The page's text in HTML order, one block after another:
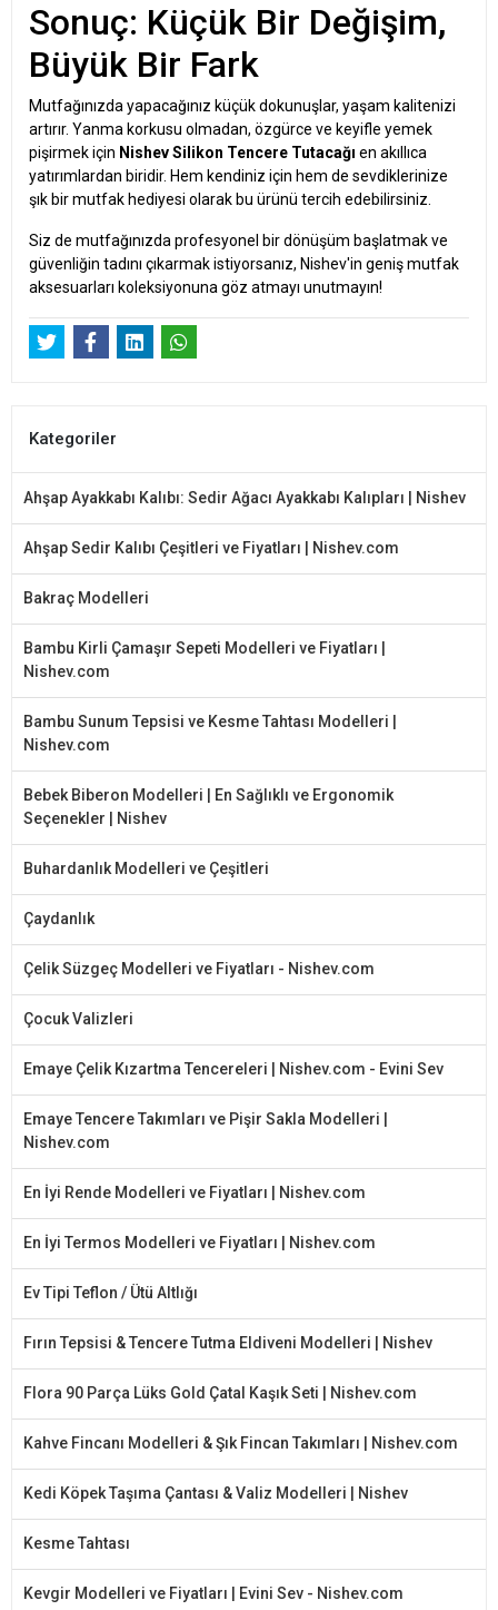
Sonuç: Küçük Bir Değişim,
Büyük Bir Fark
Mutfağınızda yapacağınız küçük dokunuşlar, yaşam kalitenizi
artırır. Yanma korkusu olmadan, özgürce ve keyifle yemek
pişirmek için Nishev Silikon Tencere Tutacağı en akıllıca
yatırımlardan biridir. Hem kendiniz için hem de sevdiklerinize
şık bir mutfak hediyesi olarak bu ürünü tercih edebilirsiniz.
Siz de mutfağınızda profesyonel bir dönüşüm başlatmak ve
güvenliğin tadını çıkarmak istiyorsanız, Nishev'in geniş mutfak
aksesuarları koleksiyonuna göz atmayı unutmayın!
Kategoriler
Ahşap Ayakkabı Kalıbı: Sedir Ağacı Ayakkabı Kalıpları | Nishev
Ahşap Sedir Kalıbı Çeşitleri ve Fiyatları | Nishev.com
Bakraç Modelleri
Bambu Kirli Çamaşır Sepeti Modelleri ve Fiyatları |
Nishev.com
Bambu Sunum Tepsisi ve Kesme Tahtası Modelleri |
Nishev.com
Bebek Biberon Modelleri | En Sağlıklı ve Ergonomik
Seçenekler | Nishev
Buhardanlık Modelleri ve Çeşitleri
Çaydanlık
Çelik Süzgeç Modelleri ve Fiyatları - Nishev.com
Çocuk Valizleri
Emaye Çelik Kızartma Tencereleri | Nishev.com - Evini Sev
Emaye Tencere Takımları ve Pişir Sakla Modelleri |
Nishev.com
En İyi Rende Modelleri ve Fiyatları | Nishev.com
En İyi Termos Modelleri ve Fiyatları | Nishev.com
Ev Tipi Teflon / Ütü Altlığı
Fırın Tepsisi & Tencere Tutma Eldiveni Modelleri | Nishev
Flora 90 Parça Lüks Gold Çatal Kaşık Seti | Nishev.com
Kahve Fincanı Modelleri & Şık Fincan Takımları | Nishev.com
Kedi Köpek Taşıma Çantası & Valiz Modelleri | Nishev
Kesme Tahtası
Kevgir Modelleri ve Fiyatları | Evini Sev - Nishev.com